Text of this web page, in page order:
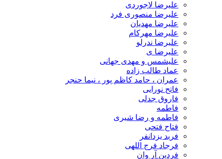
علیرضا لاجوردی
علیرضا منصوری فرد
علیرضا مهدیان
علیرضا مهرکام
علیرضا ندرلو
علیرضا ی
علیشمس و مهدی جهانی
عماد طالب زاده
عمران ، حامد کاظم پور ، نیما حنجر
فاتح نورایی
فاروق جدلی
فاطمه
فاطمه و رضا شیری
فتاح فتحی
فربد یزدانفر
فرجاد فرج اللهی
فردین آر وان